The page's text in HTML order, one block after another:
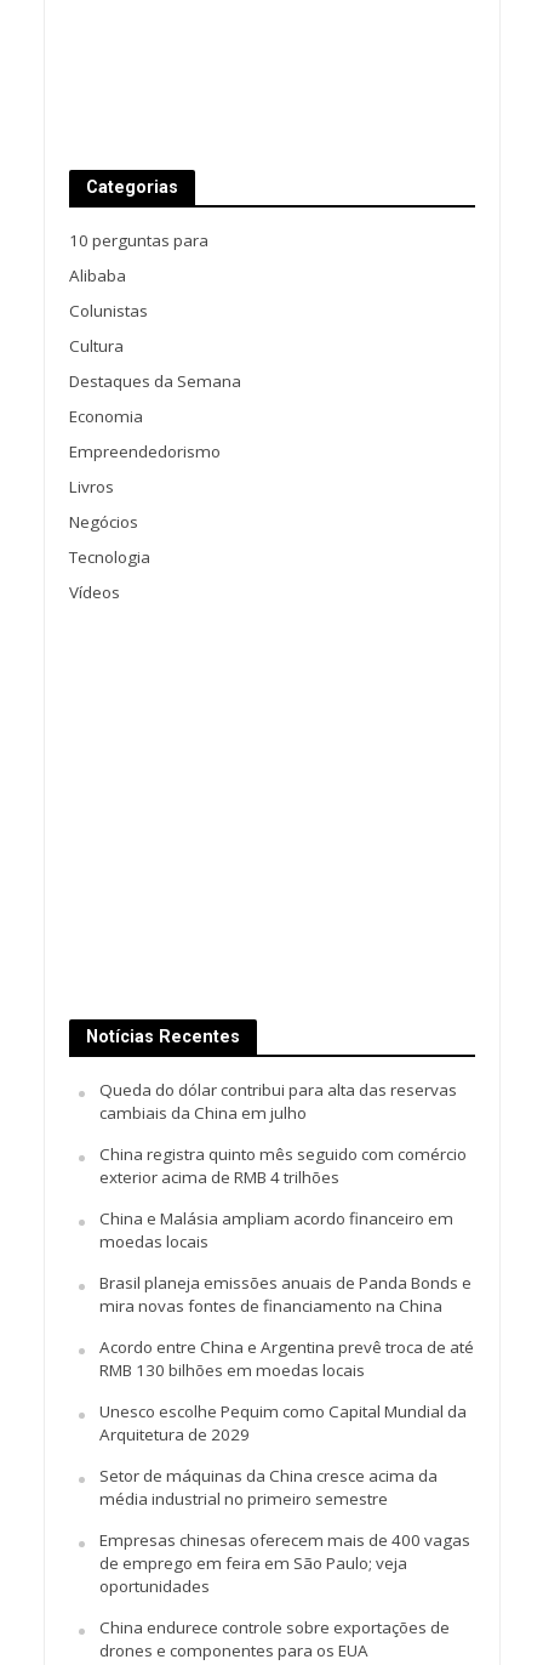
Categorias
10 perguntas para
Alibaba
Colunistas
Cultura
Destaques da Semana
Economia
Empreendedorismo
Livros
Negócios
Tecnologia
Vídeos
Notícias Recentes
Queda do dólar contribui para alta das reservas
cambiais da China em julho
China registra quinto mês seguido com comércio
exterior acima de RMB 4 trilhões
China e Malásia ampliam acordo financeiro em
moedas locais
Brasil planeja emissões anuais de Panda Bonds e
mira novas fontes de financiamento na China
Acordo entre China e Argentina prevê troca de até
RMB 130 bilhões em moedas locais
Unesco escolhe Pequim como Capital Mundial da
Arquitetura de 2029
Setor de máquinas da China cresce acima da
média industrial no primeiro semestre
Empresas chinesas oferecem mais de 400 vagas
de emprego em feira em São Paulo; veja
oportunidades
China endurece controle sobre exportações de
drones e componentes para os EUA